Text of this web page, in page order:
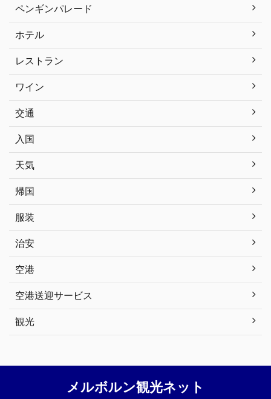
ペンギンパレード
ホテル
レストラン
ワイン
交通
入国
天気
帰国
服装
治安
空港
空港送迎サービス
観光
メルボルン観光ネット